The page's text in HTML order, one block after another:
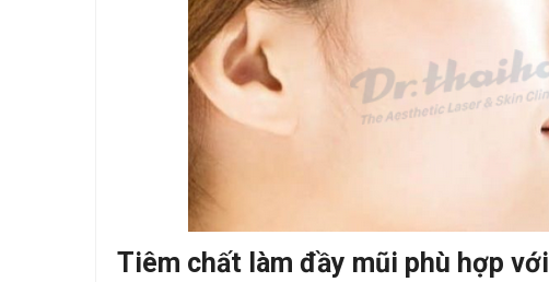
Tiêm chất làm đầy mũi phù hợp